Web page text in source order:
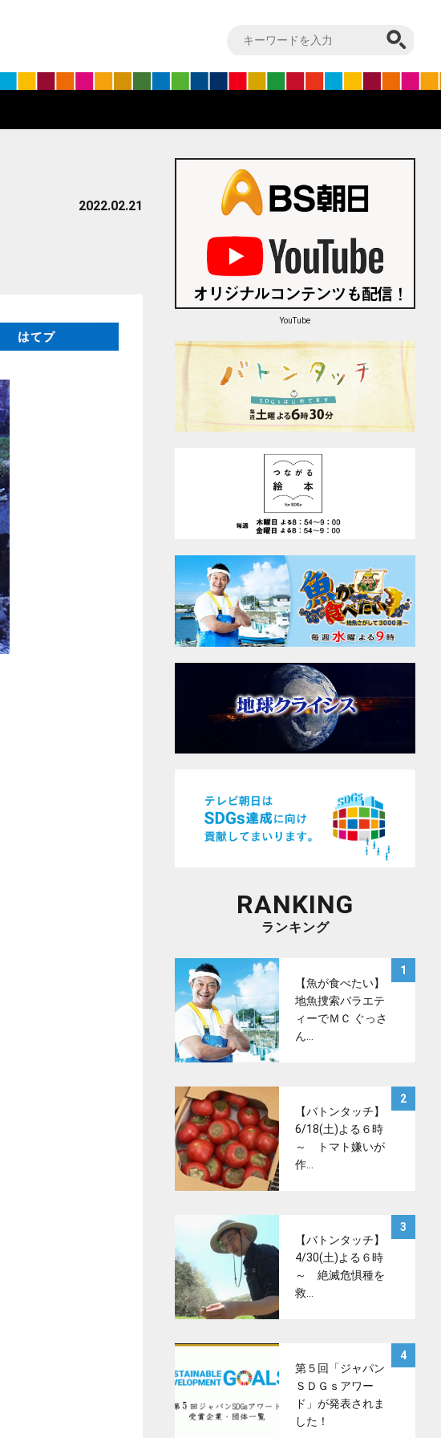
2022.02.21
YouTube
RANKING
ランキング
1
【魚が食べたい】
地魚捜索バラエテ
ィーでＭＣ ぐっさ
ん…
2
【バトンタッチ】
6/18(土)よる６時
～ トマト嫌いが
作…
3
【バトンタッチ】
4/30(土)よる６時
～ 絶滅危惧種を
救…
4
第５回「ジャパン
ＳＤＧｓアワー
ド」が発表されま
した！